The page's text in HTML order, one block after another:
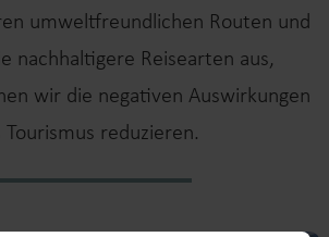
umweltfreundlichen Routen und
nachhaltigere Reisearten aus,
wir die negativen Auswirkungen
Tourismus reduzieren.